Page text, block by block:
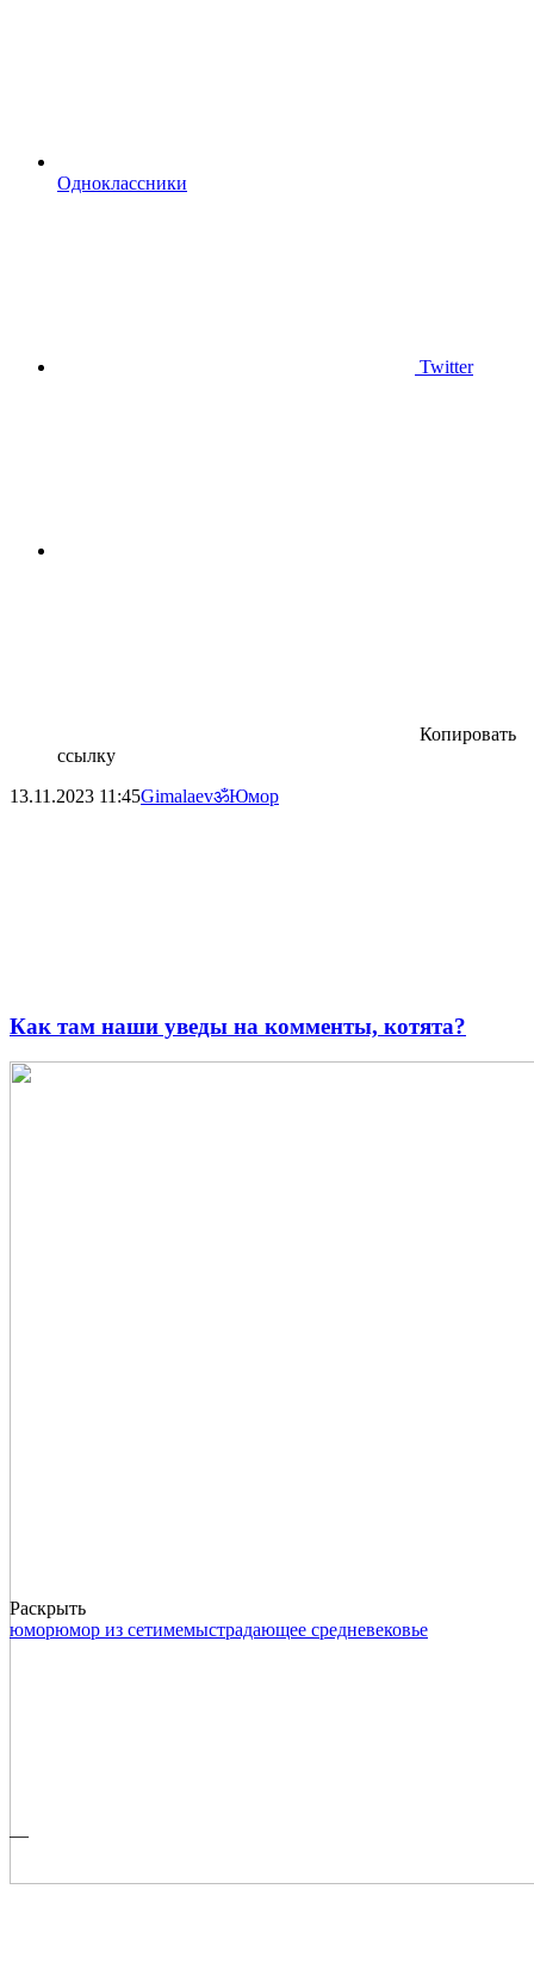
Одноклассники
Twitter
Копировать
ссылку
13.11.2023 11:45GimalaevॐЮмор
Как там наши уведы на комменты, котята?
Раскрыть
юморюмор из сетимемыстрадающее средневековье
—